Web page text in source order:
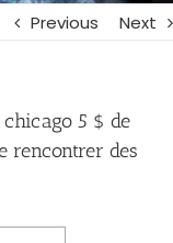
Previous Next
5 $ de
rencontrer des